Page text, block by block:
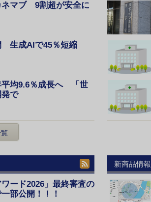
ネマブ 9割超が安全に
生成AIで45％短縮
平均9.6％成長へ 「世
で
ワード2026」最終審査の
部公開！！！
新商品情報